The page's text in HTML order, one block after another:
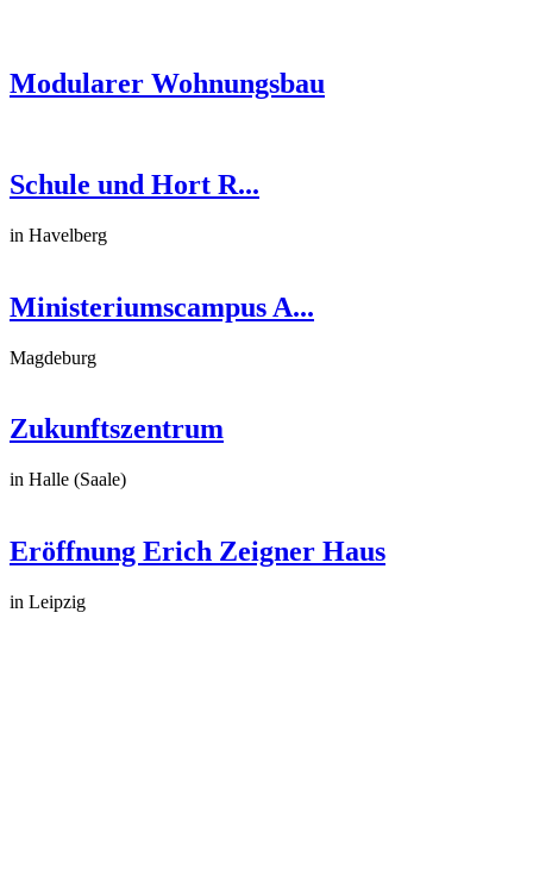
Modularer Wohnungsbau
Schule und Hort R...
in Havelberg
Ministeriumscampus A...
Magdeburg
Zukunftszentrum
in Halle (Saale)
Eröffnung Erich Zeigner Haus
in Leipzig